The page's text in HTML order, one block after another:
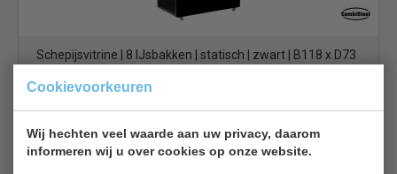
Cookievoorkeuren
Wij hechten veel waarde aan uw privacy, daarom
informeren wij u over cookies op onze website.
Schepijsvitrine | 8 IJsbakken | statisch | zwart | B118 x D73
Schepijsvitrine bekijken
IJsvitrine Java 7472.0130